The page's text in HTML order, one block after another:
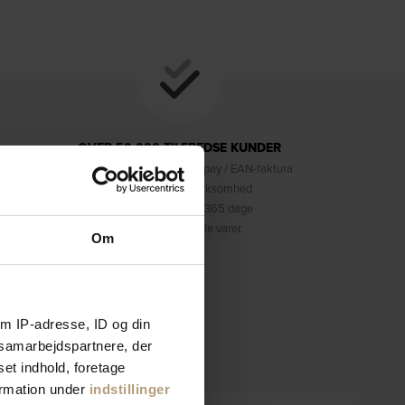
Om
IP-adresse, ID og din
der
indhold, foretage
under indstillinger
OVER 50.000 TILFREDSE KUNDER
Visa / Mastercard / Mobilepay / EAN-faktura
100% danskejet virksomhed
Fortrydelsesret på 365 dage
Prisgaranti på alle varer
Information